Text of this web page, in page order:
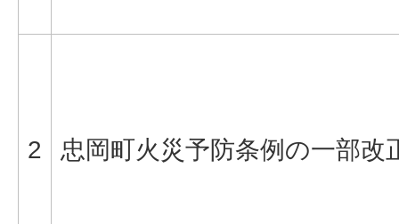
2 忠岡町火災予防条例の一部改